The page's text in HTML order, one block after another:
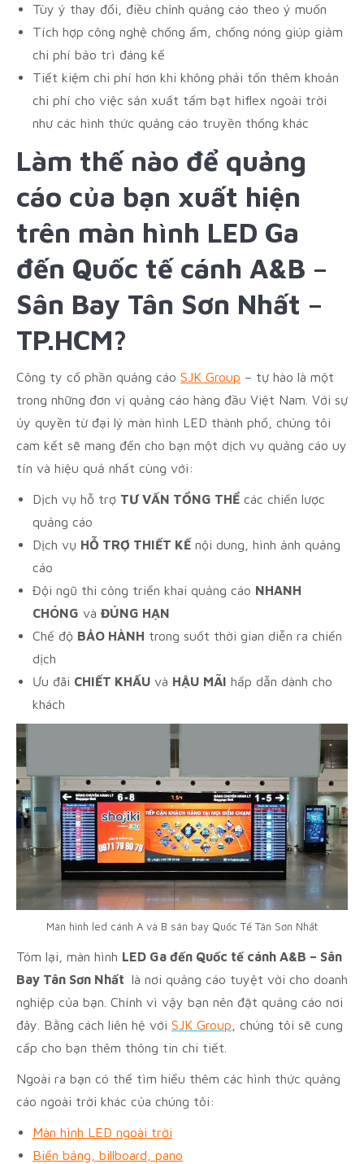
Tùy ý thay đổi, điều chỉnh quảng cáo theo ý muốn
Tích hợp công nghệ chống ẩm, chống nóng giúp giảm
chi phí bảo trì đáng kể
Tiết kiệm chi phí hơn khi không phải tốn thêm khoản
chi phí cho việc sản xuất tấm bạt hiflex ngoài trời
như các hình thức quảng cáo truyền thống khác
Làm thế nào để quảng
cáo của bạn xuất hiện
trên màn hình LED Ga
đến Quốc tế cánh A&B –
Sân Bay Tân Sơn Nhất –
TP.HCM?
Công ty cổ phần quảng cáo SJK Group – tự hào là một
trong những đơn vị quảng cáo hàng đầu Việt Nam. Với sự
ủy quyền từ đại lý màn hình LED thành phố, chúng tôi
cam kết sẽ mang đến cho bạn một dịch vụ quảng cáo uy
tín và hiệu quả nhất cùng với:
Dịch vụ hỗ trợ TƯ VẤN TỔNG THỂ các chiến lược
quảng cáo
Dịch vụ HỖ TRỢ THIẾT KẾ nội dung, hình ảnh quảng
cáo
Đội ngũ thi công triển khai quảng cáo NHANH
CHÓNG và ĐÚNG HẠN
Chế độ BẢO HÀNH trong suốt thời gian diễn ra chiến
dịch
Ưu đãi CHIẾT KHẤU và HẬU MÃI hấp dẫn dành cho
khách
Màn hình led cánh A và B sân bay Quốc Tế Tân Sơn Nhất
Tóm lại, màn hình LED Ga đến Quốc tế cánh A&B – Sân
Bay Tân Sơn Nhất là nơi quảng cáo tuyệt vời cho doanh
nghiệp của bạn. Chính vì vậy bạn nên đặt quảng cáo nơi
đây. Bằng cách liên hệ với SJK Group , chúng tôi sẽ cung
cấp cho bạn thêm thông tin chi tiết.
Ngoài ra bạn có thể tìm hiểu thêm các hình thức quảng
cáo ngoài trời khác của chúng tôi:
Màn hình LED ngoài trời
Biển bảng, billboard, pano